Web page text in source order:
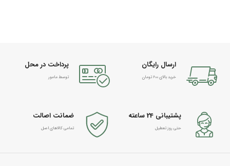
ارسال رایگان
خرید بالای 600 تومان
پرداخت در محل
توسط مامور
پشتیبانی 24 ساعته
حتی روز تعطیل
ضمانت اصالت
تمامی کالاهای اصل